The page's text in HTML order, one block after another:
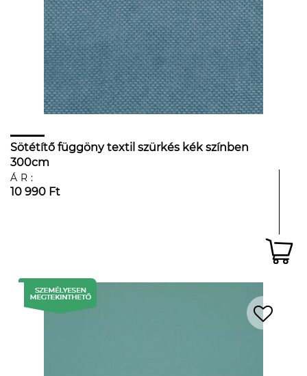
Sötétítő függöny textil szürkés kék színben
300cm
ÁR:
10 990 Ft